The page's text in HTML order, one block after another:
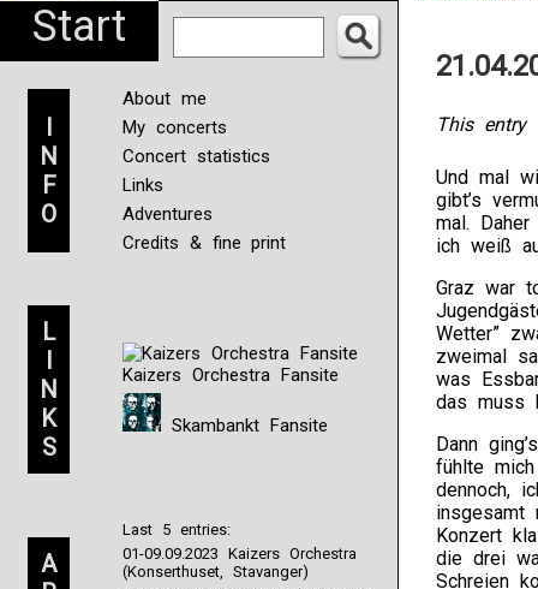
Start
I
N
F
O
About me
My concerts
Concert statistics
Links
Adventures
Credits & fine print
L
I
N
K
S
Kaizers Orchestra Fansite
Skambankt Fansite
A
Last 5 entries:
01-09.09.2023 Kaizers Orchestra
(Konserthuset, Stavanger)
This entry
Und mal
gibt’s
mal.
ich weiß
Graz war
Wetter”
zweimal
was
das muss
Dann
fühlte
dennoch,
insgesamt
Konzert
die drei
Schreien